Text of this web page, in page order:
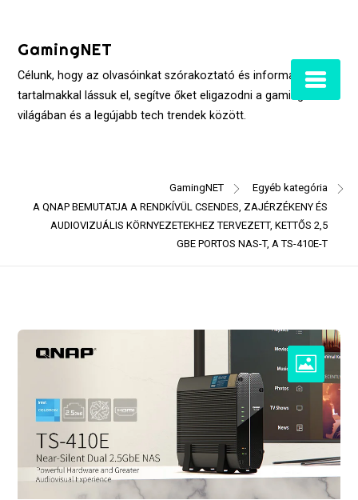
contentGamingNET
Célunk, hogy az olvasóinkat szórakoztató és informatív
tartalmakkal lássuk el, segítve őket eligazodni a gaming
világában és a legújabb tech trendek között.
GamingNET
Egyéb kategória
A QNAP BEMUTATJA A RENDKÍVÜL CSENDES, ZAJÉRZÉKENY ÉS
AUDIOVIZUÁLIS KÖRNYEZETEKHEZ TERVEZETT, KETTŐS 2,5
GBE PORTOS NAS-T, A TS-410E-T